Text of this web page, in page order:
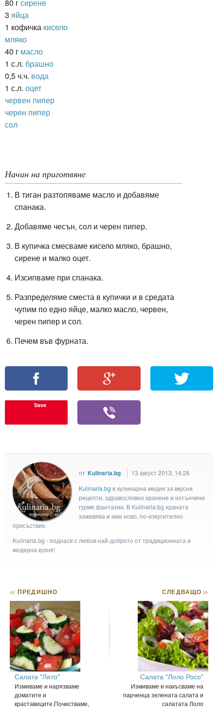
80 гсирене
3 яйца
1 кофичка кисело
мляко
40 г масло
1 с.л. брашно
0,5 ч.ч. вода
1 с.л. оцет
червен пипер
черен пипер
сол
Начин на приготвяне
В тиган разтопяваме масло и добавяме
спанака.
Добавяме чесън, сол и черен пипер.
В купичка смесваме кисело мляко, брашно,
сирене и малко оцет.
Изсипваме при спанака.
Разпределяме сместа в купички и в средата
чупим по едно яйце, малко масло, червен,
черен пипер и сол.
Печем във фурната.
Save
от Kulinaria.bg
13 август 2013, 14:26
Kulinaria.bg e кулинарна медия за вкусни
рецепти, здравословно хранене и изтънчени
гурме фантазии. В Kulinaria.bg храната
заживява и има ново, по-изкусително
присъствие.
Kulinaria.bg - поднася с любов най-доброто от традиционната и
модерна кухня!
<< ПРЕДИШНО
Салата "Лято"
Измиваме и нарязваме
доматите и
краставиците.Почистваме,
СЛЕДВАЩО>>
Салата "Лоло Росо"
Измиваме и накъсваме на
парченца зелената салата и
салатата Лоло